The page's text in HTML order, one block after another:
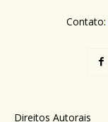
Contato:
Direitos Autorais